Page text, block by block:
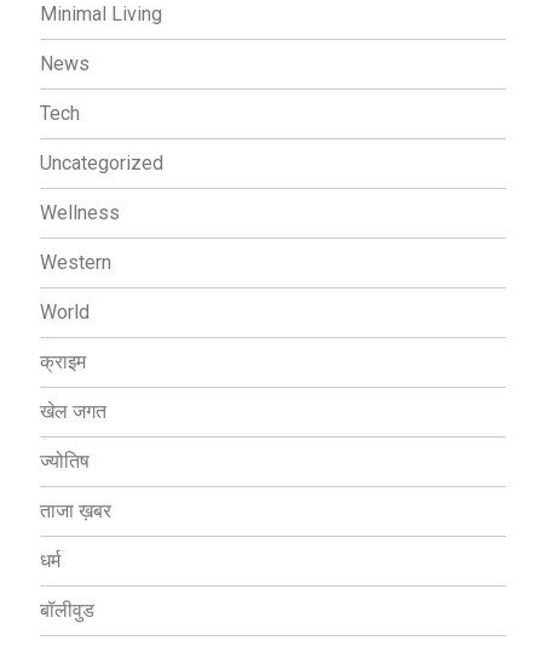
Minimal Living
News
Tech
Uncategorized
Wellness
Western
World
क्राइम
खेल जगत
ज्योतिष
ताजा ख़बर
धर्म
बॉलीवुड